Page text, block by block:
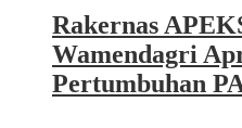
Rakernas
Wamendagri
Pertumbuhan